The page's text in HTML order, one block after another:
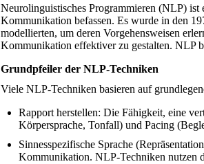
Neurolinguistisches Programmieren (NLP) ist
Kommunikation befassen. Es wurde in den
modellierten, um deren Vorgehensweisen
Kommunikation effektiver zu gestalten. NLP
Grundpfeiler der NLP-Techniken
Viele NLP-Techniken basieren auf
Rapport herstellen: Die Fähigkeit, eine
Körpersprache, Tonfall) und Pacing
Sinnesspezifische Sprache
Kommunikation. NLP-Techniken nutzen